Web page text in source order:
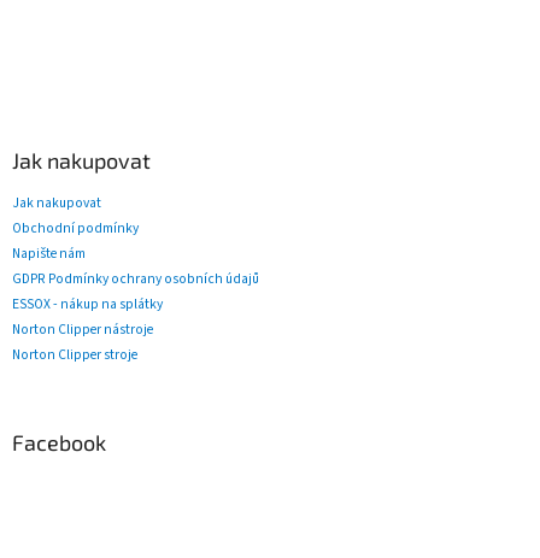
Jak nakupovat
Jak nakupovat
Obchodní podmínky
Napište nám
GDPR Podmínky ochrany osobních údajů
ESSOX - nákup na splátky
Norton Clipper nástroje
Norton Clipper stroje
Facebook